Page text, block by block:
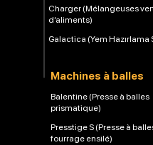
Charger (Mélangeuses
d’aliments)
Galactica (Yem Hazırlama
Machines à balles
Balentine (Presse à balles
prismatique)
Presstige S (Presse à
fourrage ensilé)